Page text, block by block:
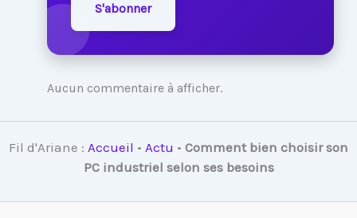
S'abonner
Aucun commentaire à afficher.
Fil d'Ariane : Accueil • Actu • Comment bien choisir son
PC industriel selon ses besoins